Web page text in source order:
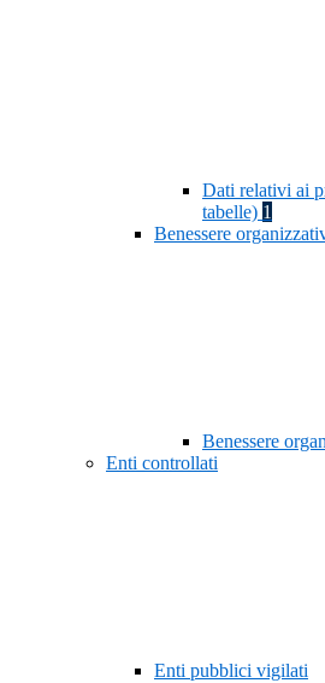
Dati relativi ai
tabelle) 1
Benessere
Benessere
Enti controllati
Enti pubblici vigilati